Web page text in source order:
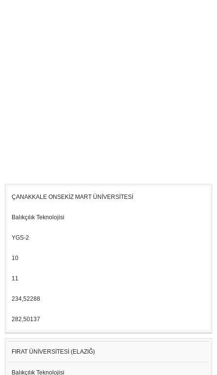
BÖLÜM
ÇANAKKALE ONSEKİZ MART ÜNİVERSİTESİ
Balıkçılık Teknolojisi
YGS-2
10
11
234,52288
282,50137
FIRAT ÜNİVERSİTESİ (ELAZIĞ)
Balıkçılık Teknolojisi